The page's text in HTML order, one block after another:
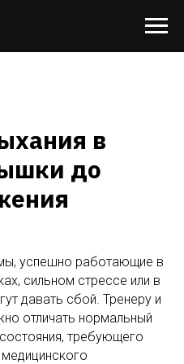
в
до
успешно работающие в
сильном стрессе или в
давать сбой. Тренеру и
отличать нормальный
требующего
медицинского